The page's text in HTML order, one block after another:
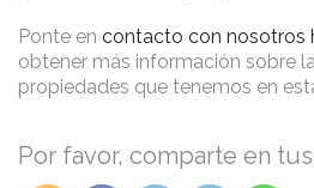
Ponte en contacto con nosotros
obtener más información sobre
propiedades que tenemos en
Por favor, comparte en